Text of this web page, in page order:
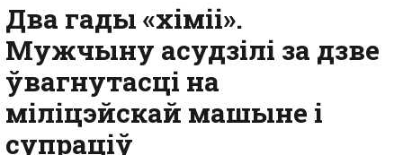
Два гады «хіміі».
Мужчыну асудзілі за дзве
ўвагнутасці на
міліцэйскай машыне і
супраціў